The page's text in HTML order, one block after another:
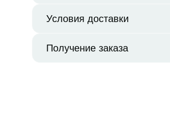
Условия доставки
Получение заказа